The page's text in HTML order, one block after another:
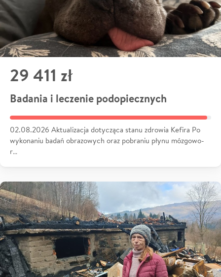
29 411 zł
Badania i leczenie podopiecznych
02.08.2026 Aktualizacja dotycząca stanu zdrowia Kefira Po
wykonaniu badań obrazowych oraz pobraniu płynu mózgowo-
r…